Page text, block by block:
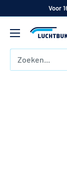
inhoud
Voor